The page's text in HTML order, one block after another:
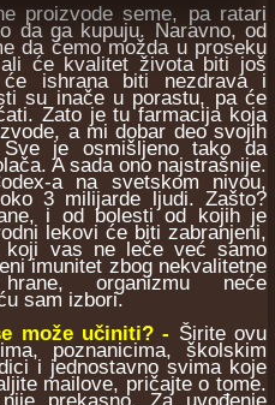
seme, pa ratari
da ga kupuju. Naravno, od
da ćemo možda u proseku
će kvalitet života biti još
ishrana biti nezdrava i
su inače u porastu, pa će
Zato je tu farmacija koja
a mi dobar deo svojih
je osmišljeno tako da
A sada ono najstrašnije.
a na svetskom nivou,
3 milijarde ljudi. Zašto?
i od bolesti od kojih je
lekovi će biti zabranjeni,
koji vas ne leče već samo
imunitet zbog nekvalitetne
organizmu neće
sam izbori.
može učiniti? - Širite ovu
poznanicima, školskim
i jednostavno svima koje
mailove, pričajte o tome.
prekasno. Za uvođenje